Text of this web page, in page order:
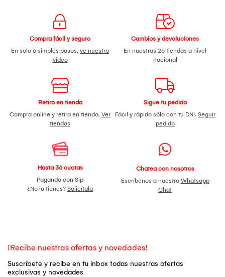
Compra fácil y seguro
En solo 6 simples pasos, ve nuestro
video
Cambios y devoluciones
En nuestras 26 tiendas a nivel
nacional
Retiro en tienda
Compra online y retira en tienda. Ver
tiendas
Sigue tu pedido
Fácil y rápido sólo con tu DNI. Seguir
pedido
Hasta 36 cuotas
Pagando con Sip
¿No la tienes? Solicítala
Chatea con nosotros
Escríbenos a nuestro Whatsapp
Chat
¡Recibe nuestras ofertas y novedades!
Suscríbete y recibe en tu inbox todas nuestras ofertas
exclusivas y novedades